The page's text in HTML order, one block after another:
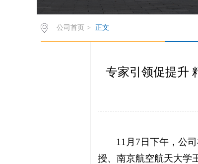
公司首页 > 正文
专家引领促提升
11月7日下午，公
授、南京航空航天大学